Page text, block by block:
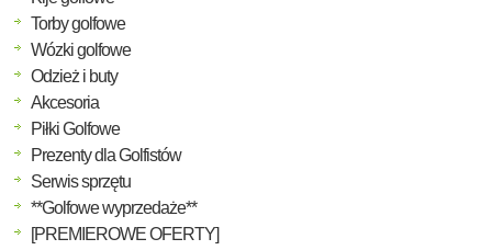
Torby golfowe
Wózki golfowe
Odzież i buty
Akcesoria
Piłki Golfowe
Prezenty dla Golfistów
Serwis sprzętu
**Golfowe wyprzedaże**
[PREMIEROWE OFERTY]